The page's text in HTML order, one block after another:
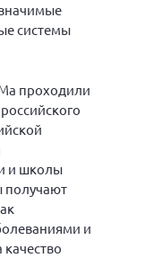
системы
проходили
и школы
получают
и